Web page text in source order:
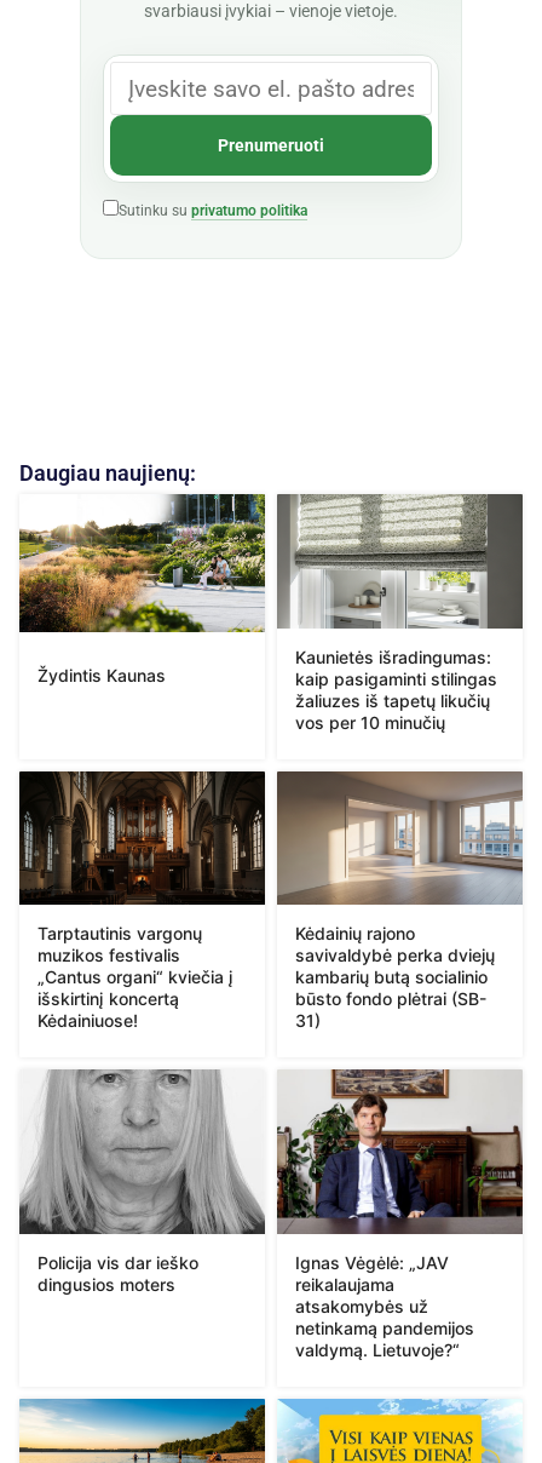
svarbiausi įvykiai – vienoje vietoje.
Sutinku su privatumo politika
Daugiau naujienų:
Žydintis Kaunas
Kaunietės išradingumas:
kaip pasigaminti stilingas
žaliuzes iš tapetų likučių
vos per 10 minučių
Tarptautinis vargonų
muzikos festivalis
„Cantus organi“ kviečia į
išskirtinį koncertą
Kėdainiuose!
Kėdainių rajono
savivaldybė perka dviejų
kambarių butą socialinio
būsto fondo plėtrai (SB-
31)
Policija vis dar ieško
dingusios moters
Ignas Vėgėlė: „JAV
reikalaujama
atsakomybės už
netinkamą pandemijos
valdymą. Lietuvoje?“